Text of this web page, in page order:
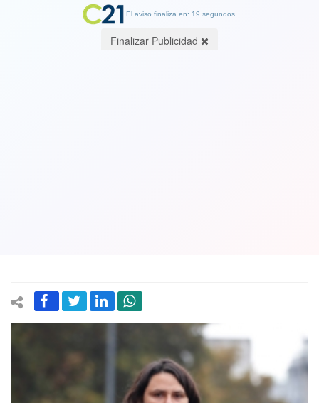
El aviso finaliza en: 19 segundos.
Finalizar Publicidad